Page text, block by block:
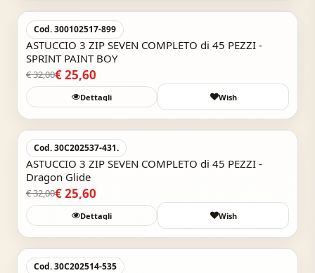
Cod. 300102517-899
ASTUCCIO 3 ZIP SEVEN COMPLETO di 45 PEZZI -
SPRINT PAINT BOY
€ 32,00€ 25,60
Dettagli Wish
Acquisto Veloce
Cod. 30C202537-431.
ASTUCCIO 3 ZIP SEVEN COMPLETO di 45 PEZZI -
Dragon Glide
€ 32,00€ 25,60
Dettagli Wish
Acquisto Veloce
Cod. 30C202514-535